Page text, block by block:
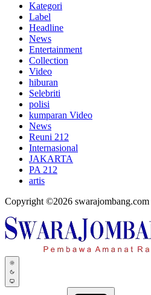
Kategori
Label
Headline
News
Entertainment
Collection
Video
hiburan
Selebriti
polisi
kumparan Video
News
Reuni 212
Internasional
JAKARTA
PA 212
artis
Copyright ©2026